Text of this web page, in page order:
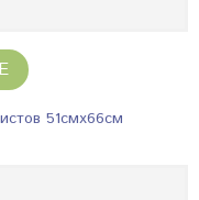
51смх66см